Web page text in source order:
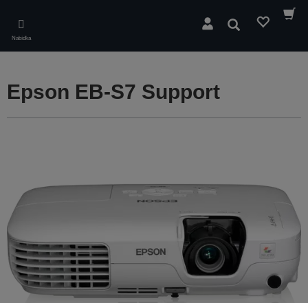
main
content
Nabídka
Hledat
Epson EB-S7 Support